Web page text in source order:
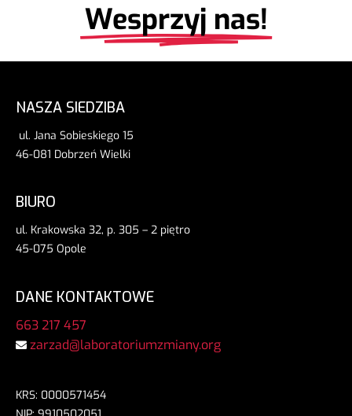
Wesprzyj nas!
NASZA SIEDZIBA
ul. Jana Sobieskiego 15
46-081 Dobrzeń Wielki
BIURO
ul. Krakowska 32, p. 305 – 2 piętro
45-075 Opole
DANE KONTAKTOWE
663 217 457
zarzad@laboratoriumzmiany.org
KRS: 0000571454